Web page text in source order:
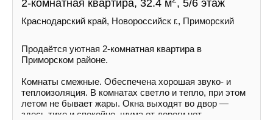
2-комнатная квартира, 32.4 м , 5/6 этаж
Краснодарский край, Новороссийск г., Приморский
Продаётся уютная 2-комнатная квартира в
Приморском районе.
Комнаты смежные. Обеспечена хорошая звуко- и
теплоизоляция. В комнатах светло и тепло, при этом
летом не бывает жары. Окна выходят во двор —
здесь тихо и спокойно, шума от дороги нет.